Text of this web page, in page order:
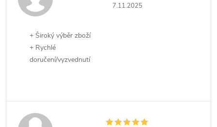
7.11.2025
+ Široký výběr zboží
+ Rychlé
doručení/vyzvednutí